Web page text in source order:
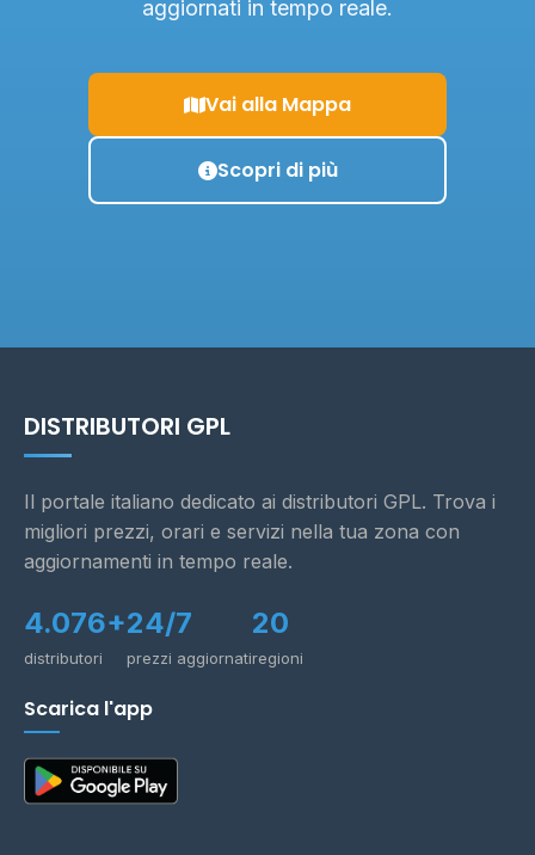
aggiornati in tempo reale.
Vai alla Mappa
Scopri di più
DISTRIBUTORI GPL
Il portale italiano dedicato ai distributori GPL. Trova i
migliori prezzi, orari e servizi nella tua zona con
aggiornamenti in tempo reale.
4.076+
distributori
24/7
prezzi aggiornati
20
regioni
Scarica l'app